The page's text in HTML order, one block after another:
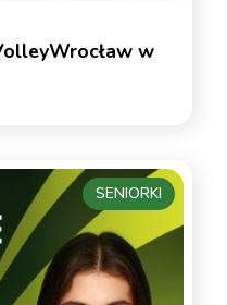
w
SENIORKI